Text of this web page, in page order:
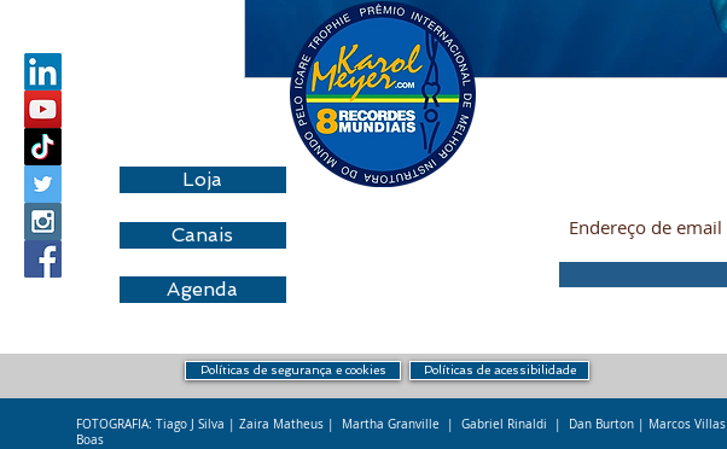
Loja
Canais
Agenda
Políticas de segurança e cookies Políticas de acessibilidade
FOTOGRAFIA: Tiago J Silva | Zaira Matheus | Martha Granville | Gabriel Rinaldi | Dan Burton | Marcos Villas
Boas